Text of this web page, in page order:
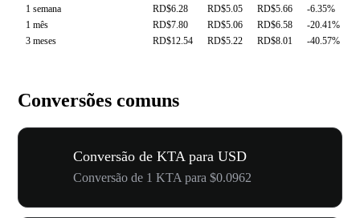
1 semana
RD$6.28 RD$5.05 RD$5.66
-6.35%
1 mês
RD$7.80 RD$5.06 RD$6.58
-20.41%
3 meses
RD$12.54 RD$5.22 RD$8.01 -40.57%
Conversões comuns
Conversão de KTA para USD
Conversão de 1 KTA para $0.0962